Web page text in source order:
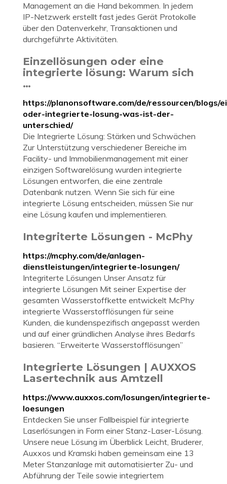
Management an die Hand bekommen. In jedem
IP-Netzwerk erstellt fast jedes Gerät Protokolle
über den Datenverkehr, Transaktionen und
durchgeführte Aktivitäten.
Einzellösungen oder eine
integrierte lösung: Warum sich
…
https://planonsoftware.com/de/ressourcen/blogs/
oder-integrierte-losung-was-ist-der-
unterschied/
Die Integrierte Lösung: Stärken und Schwächen
Zur Unterstützung verschiedener Bereiche im
Facility- und Immobilienmanagement mit einer
einzigen Softwarelösung wurden integrierte
Lösungen entworfen, die eine zentrale
Datenbank nutzen. Wenn Sie sich für eine
integrierte Lösung entscheiden, müssen Sie nur
eine Lösung kaufen und implementieren.
Integriterte Lösungen - McPhy
https://mcphy.com/de/anlagen-
dienstleistungen/integrierte-losungen/
Integriterte Lösungen Unser Ansatz für
integrierte Lösungen Mit seiner Expertise der
gesamten Wasserstoffkette entwickelt McPhy
integrierte Wasserstofflösungen für seine
Kunden, die kundenspezifisch angepasst werden
und auf einer gründlichen Analyse ihres Bedarfs
basieren. “Erweiterte Wasserstofflösungen”
Integrierte Lösungen | AUXXOS
Lasertechnik aus Amtzell
https://www.auxxos.com/losungen/integrierte-
loesungen
Entdecken Sie unser Fallbeispiel für integrierte
Laserlösungen in Form einer Stanz-Laser-Lösung.
Unsere neue Lösung im Überblick Leicht, Bruderer,
Auxxos und Kramski haben gemeinsam eine 13
Meter Stanzanlage mit automatisierter Zu- und
Abführung der Teile sowie integriertem